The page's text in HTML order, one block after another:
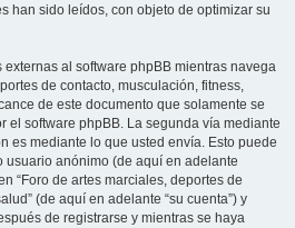
han sido leídos, con objeto de optimizar su
al software phpBB mientras navega
de contacto, musculación, fitness,
de este documento que solamente se
el software phpBB. La segunda vía mediante
es mediante lo que usted envía. Esto puede
usuario anónimo (de aquí en adelante
“Foro de artes marciales, deportes de
(de aquí en adelante “su cuenta”) y
de registrarse y mientras se haya